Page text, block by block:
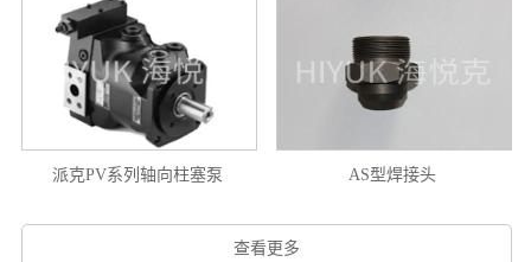
派克PV系列轴向柱塞泵 AS型焊接头
查看更多